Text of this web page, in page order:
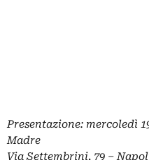
Presentazione: mercoledì
Madre
Via Settembrini, 79 –